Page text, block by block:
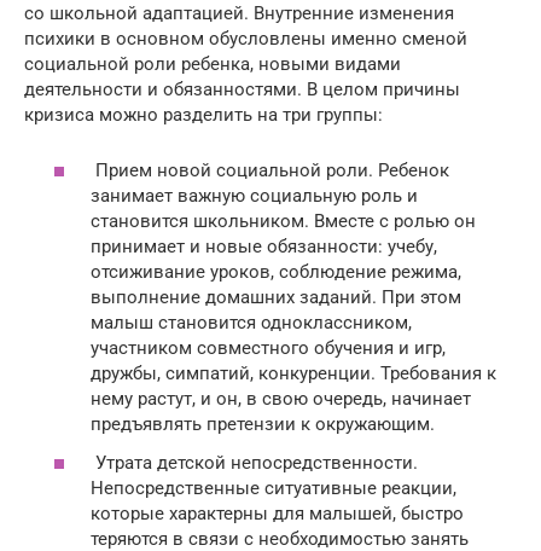
со школьной адаптацией. Внутренние изменения
психики в основном обусловлены именно сменой
социальной роли ребенка, новыми видами
деятельности и обязанностями. В целом причины
кризиса можно разделить на три группы:
Прием новой социальной роли. Ребенок
занимает важную социальную роль и
становится школьником. Вместе с ролью он
принимает и новые обязанности: учебу,
отсиживание уроков, соблюдение режима,
выполнение домашних заданий. При этом
малыш становится одноклассником,
участником совместного обучения и игр,
дружбы, симпатий, конкуренции. Требования к
нему растут, и он, в свою очередь, начинает
предъявлять претензии к окружающим.
Утрата детской непосредственности.
Непосредственные ситуативные реакции,
которые характерны для малышей, быстро
теряются в связи с необходимостью занять